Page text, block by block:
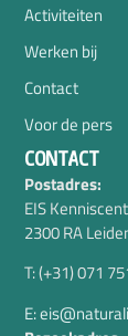
Activiteiten
Werken bij
Contact
Voor de pers
CONTACT
Postadres:
EIS
2300 RA
T: (+31) 071
E: